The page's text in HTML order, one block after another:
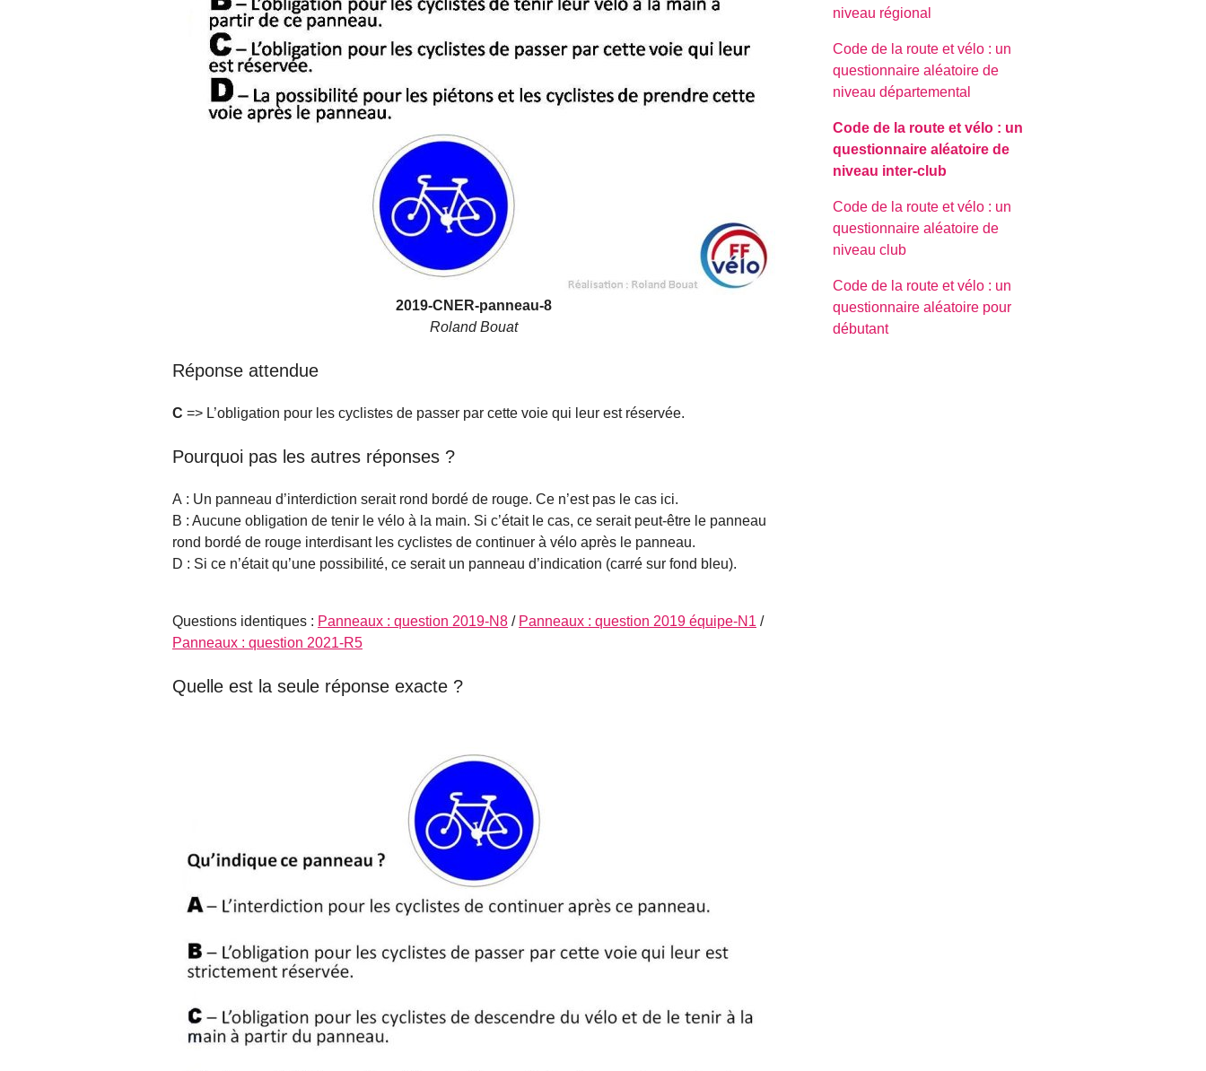
2019-CNER-panneau-8
Roland Bouat
Réponse attendue
C => L’obligation pour les cyclistes de passer par cette voie qui leur est réservée.
Pourquoi pas les autres réponses ?
A : Un panneau d’interdiction serait rond bordé de rouge. Ce n’est pas le cas ici.
B : Aucune obligation de tenir le vélo à la main. Si c’était le cas, ce serait peut-être le panneau
rond bordé de rouge interdisant les cyclistes de continuer à vélo après le panneau.
D : Si ce n’était qu’une possibilité, ce serait un panneau d’indication (carré sur fond bleu).
Questions identiques : Panneaux : question 2019-N8 / Panneaux : question 2019 équipe-N1 /
Panneaux : question 2021-R5
Quelle est la seule réponse exacte ?
niveau régional
Code de la route et vélo : un
questionnaire aléatoire de
niveau départemental
Code de la route et vélo : un
questionnaire aléatoire de
niveau inter-club
Code de la route et vélo : un
questionnaire aléatoire de
niveau club
Code de la route et vélo : un
questionnaire aléatoire pour
débutant